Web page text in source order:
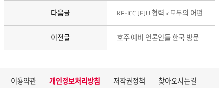
다음글 KF-ICC JEJU 협력 <모두의 어떤 차이>展 한국과 캐나다의 장애인 예술 선보여
이전글 호주 예비 언론인들 한국 방문
이용약관 개인정보처리방침 저작권정책
찾아오시는길